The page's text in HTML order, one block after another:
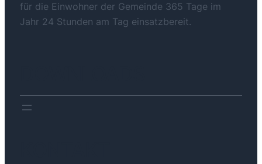
für die Einwohner der Gemeinde 365 Tage im
Jahr 24 Stunden am Tag einsatzbereit.